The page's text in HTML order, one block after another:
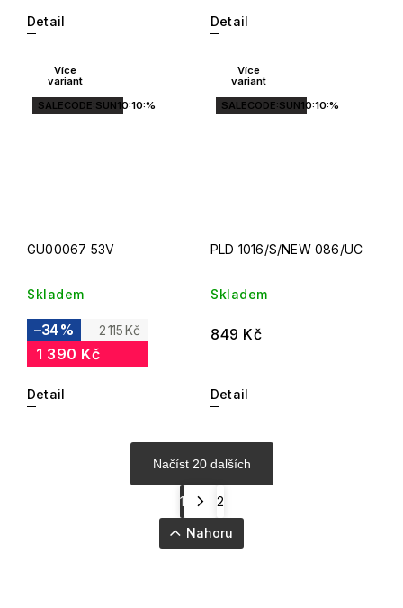
Detail Detail
Více
variant
SALECODE:SUN10:10:%
GU00067 53V
Skladem
2 115 Kč
–34 %
1 390 Kč
Detail
Více
variant
SALECODE:SUN10:10:%
PLD 1016/S/NEW 086/UC
Skladem
849 Kč
Detail
Načíst 20 dalších
1 2
Nahoru